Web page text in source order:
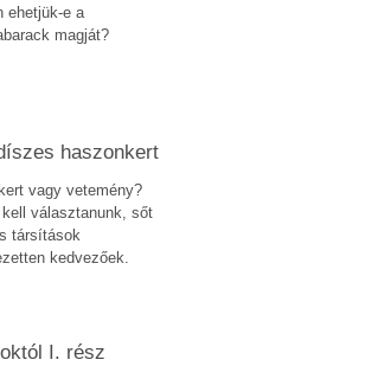
ehetjük-e a
magját?
haszonkert
vagy vetemény?
kell választanunk, sőt
társítások
kedvezőek.
I. rész